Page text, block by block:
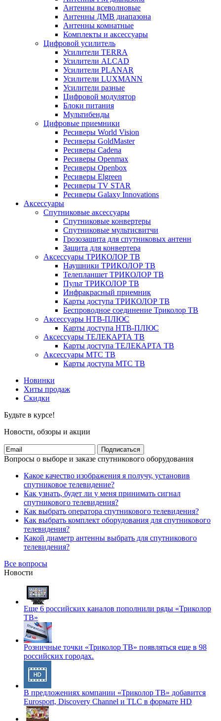
Антенны всеволновые
Антенны ДМВ диапазона
Антенны комнатные
Комплекты и аксессуары
Цифровой усилитель
Усилители TERRA
Усилители ALCAD
Усилители PLANAR
Усилители LUXMANN
Усилители разные
Цифровой модулятор
Блоки питания
Мультибенды
Цифровые приемники
Ресиверы World Vision
Ресиверы GoldMaster
Ресиверы Cadena
Ресиверы Openmax
Ресиверы Openbox
Ресиверы Elgreen
Ресиверы TV STAR
Ресиверы Galaxy Innovations
Аксессуары
Спутниковые аксессуары
Спутниковые конвертеры
Спутниковые мультисвитчи
Грозозащита для спутниковых антенн
Защита для конвертера
Аксессуары ТРИКОЛОР ТВ
Наушники ТРИКОЛОР ТВ
Телепланшет ТРИКОЛОР ТВ
Пульт ТРИКОЛОР ТВ
Инфракрасный приемник
Карты доступа ТРИКОЛОР ТВ
Беспроводное соединение Триколор ТВ
Аксессуары НТВ-ПЛЮС
Карты доступа НТВ-ПЛЮС
Аксессуары ТЕЛЕКАРТА ТВ
Карты доступа ТЕЛЕКАРТА ТВ
Аксессуары МТС ТВ
Карты доступа МТС ТВ
Новинки
Хиты продаж
Скидки
Будьте в курсе!
Новости, обзоры и акции
Подписаться
Вопросы о выборе и заказе спутникового оборудования
Какое качество изображения я получу, установив
спутниковое телевидение?
Как узнать, будет ли у меня принимать сигнал
спутникового телевидения?
Как выбрать оператора спутникового телевидения?
Как выбрать комплект оборудования для спутникового
телевидения?
Какой диаметр антенны выбрать для спутникового
телевидения?
Все вопросы
Новости
Еще 6 российских каналов пополнили ряды «Триколор
ТВ»
Розничные точки «Триколор ТВ» появляться еще в 98
российских городах.
В предложениях компании «Триколор ТВ» добавится
Eurosport, Discovery Channel и TLC в формате HD